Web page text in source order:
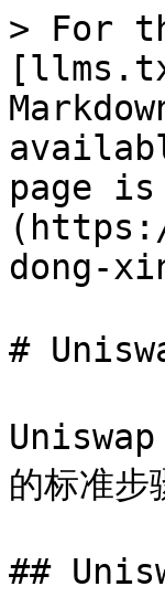
> For
page
dong-
#
Uniswap
的标准步
##